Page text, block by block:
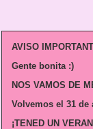
AVISO
Gente bonita :)
NOS VAMOS DE
Volvemos el 31 de
¡TENED UN